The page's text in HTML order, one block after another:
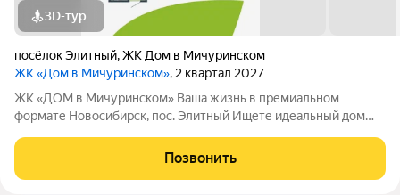
3D-тур
посёлок Элитный,ЖК Дом в Мичуринском
ЖК «Дом в Мичуринском», 2 квартал 2027
ЖК «ДОМ в Мичуринском» Ваша жизнь в премиальном
формате Новосибирск, пос. Элитный Ищете идеальный дом
Уютный посёлок Элитный. Зелёная, тихая и перспективная
локация с хорошей транспортной
Позвонить